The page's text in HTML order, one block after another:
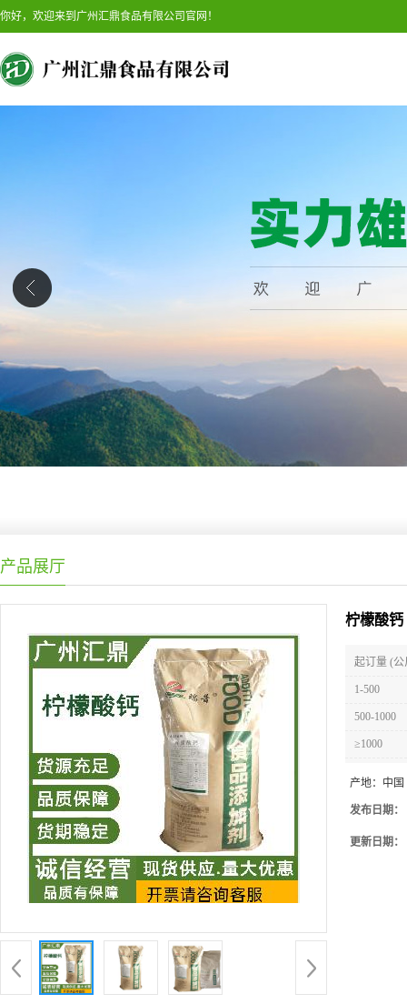
你好，欢迎来到广州汇鼎食品有限公司官网！
产品展厅
柠檬酸钙
起订量 (公
1-500
500-1000
≥1000
产地： 中国
发布日期：
更新日期：